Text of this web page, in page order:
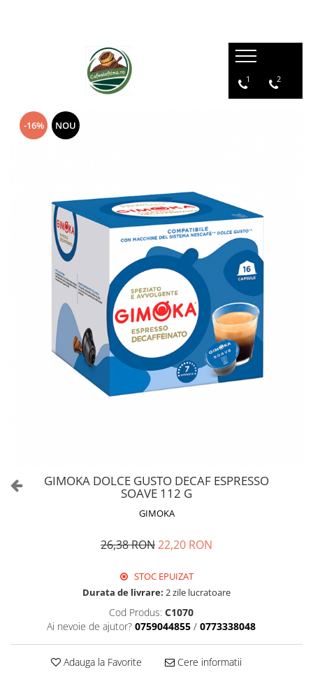
1 2
-16% NOU
GIMOKA DOLCE GUSTO DECAF ESPRESSO
SOAVE 112 G
GIMOKA
26,38 RON22,20 RON
STOC EPUIZAT
Durata de livrare: 2 zile lucratoare
Cod Produs: C1070
Ai nevoie de ajutor? 0759044855 / 0773338048
Adauga la Favorite Cere informatii